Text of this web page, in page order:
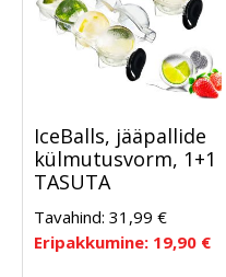
IceBalls, jääpallide
külmutusvorm, 1+1
TASUTA
Tavahind: 31,99 €
Eripakkumine: 19,90 €